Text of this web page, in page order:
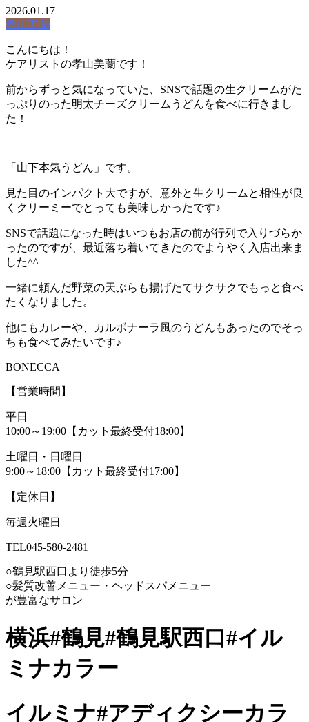
2026.01.17
孝山美蘭
こんにちは！
ケアリストの孝山美蘭です！
前からずっと気になっていた、SNSで話題の生クリームがた
っぷりのった明太チーズクリームうどんを食べに行きまし
た！
「山下本気うどん」です。
見た目のインパクト大ですが、意外と生クリームと相性が良
くクリーミーでとっても美味しかったです♪
SNSで話題になった時はいつもお店の前が行列で入りづらか
ったのですが、最近落ち着いてきたのでようやく入店出来ま
した^^
一緒に頼んだ野菜の天ぷらも揚げたてサクサクでもっと食べ
たくなりました。
他にもカレーや、カルボナーラ風のうどんもあったのでそっ
ちも食べてみたいです♪
BONECCA
【営業時間】
平日
10:00～19:00【カット最終受付18:00】
土曜日・日曜日
9:00～18:00【カット最終受付17:00】
【定休日】
毎週火曜日
TEL045-580-2481
○鶴見駅西口より徒歩5分
○髪質改善メニュー・ヘッドスパメニュー
が豊富なサロン
横浜#鶴見#鶴見駅西口#イル
ミナカラー
イルミナ#アディクシーカラ